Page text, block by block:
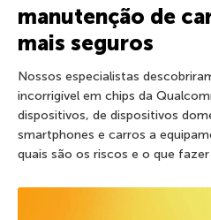
manutenção de
mais seguros
Nossos especialistas
incorrigível em chips da
dispositivos, de dispositivos
smartphones e carros a
quais são os riscos e o que